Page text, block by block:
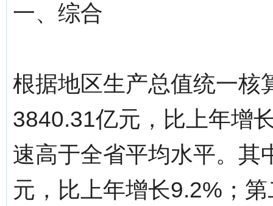
一、综合
根据地区生产总值统一核
3840.31亿元，比上年增
速高于全省平均水平。其
元，比上年增长9.2%；